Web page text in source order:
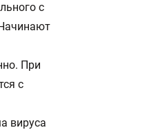
с
При
с
вируса